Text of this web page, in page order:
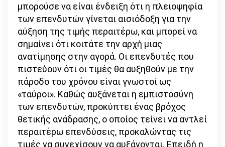
μπορούσε να είναι ένδειξη ότι η πλειοψηφία
των επενδυτών γίνεται αισιόδοξη για την
αύξηση της τιμής περαιτέρω, και μπορεί να
σημαίνει ότι κοιτάτε την αρχή μιας
ανατίμησης στην αγορά. Οι επενδυτές που
πιστεύουν ότι οι τιμές θα αυξηθούν με την
πάροδο του χρόνου είναι γνωστοί ως
«ταύροι». Καθώς αυξάνεται η εμπιστοσύνη
των επενδυτών, προκύπτει ένας βρόχος
θετικής ανάδρασης, ο οποίος τείνει να αντλεί
περαιτέρω επενδύσεις, προκαλώντας τις
τιμές να συνεχίσουν να αυξάνονται. Επειδή η